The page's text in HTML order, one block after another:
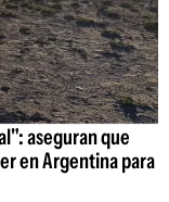
aseguran que
en Argentina para